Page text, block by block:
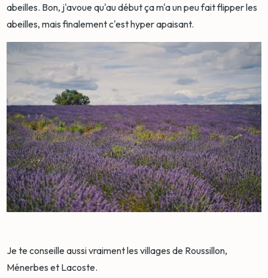
abeilles. Bon, j'avoue qu'au début ça m'a un peu fait flipper les
abeilles, mais finalement c'est hyper apaisant.
Je te conseille aussi vraiment les villages de Roussillon,
Ménerbes et Lacoste.